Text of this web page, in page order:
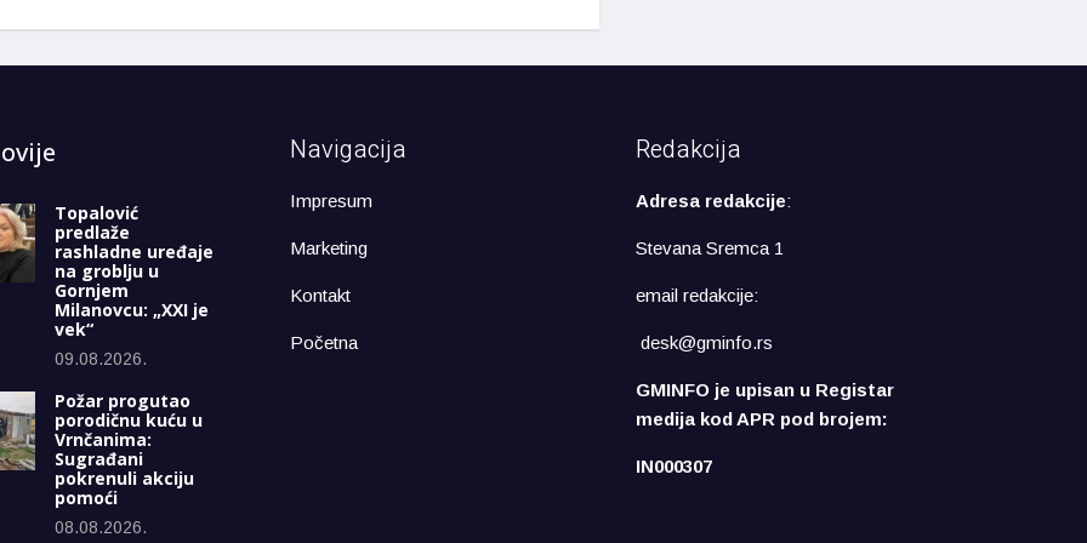
Topalović
predlaže
rashladne uređaje
na groblju u
Gornjem
Milanovcu: „XXI je
vek“
09.08.2026.
Požar progutao
porodičnu kuću u
Vrnčanima:
Sugrađani
pokrenuli akciju
pomoći
08.08.2026.
Navigacija
Impresum
Marketing
Kontakt
Početna
Redakcija
Adresa redakcije:
Stevana Sremca 1
email redakcije:
desk@gminfo.rs
GMINFO je upisan u Registar
medija kod APR pod brojem:
IN000307